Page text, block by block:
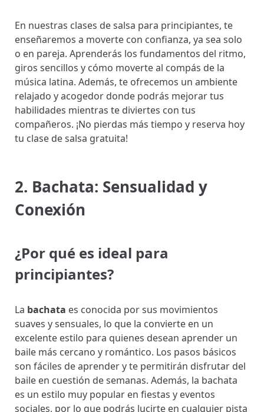
En nuestras clases de salsa para principiantes, te
enseñaremos a moverte con confianza, ya sea solo
o en pareja. Aprenderás los fundamentos del ritmo,
giros sencillos y cómo moverte al compás de la
música latina. Además, te ofrecemos un ambiente
relajado y acogedor donde podrás mejorar tus
habilidades mientras te diviertes con tus
compañeros. ¡No pierdas más tiempo y reserva hoy
tu clase de salsa gratuita!
2. Bachata: Sensualidad y
Conexión
¿Por qué es ideal para
principiantes?
La bachata es conocida por sus movimientos
suaves y sensuales, lo que la convierte en un
excelente estilo para quienes desean aprender un
baile más cercano y romántico. Los pasos básicos
son fáciles de aprender y te permitirán disfrutar del
baile en cuestión de semanas. Además, la bachata
es un estilo muy popular en fiestas y eventos
sociales, por lo que podrás lucirte en cualquier pista